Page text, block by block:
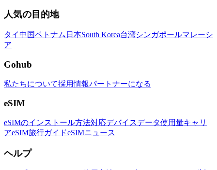
人気の目的地
タイ中国ベトナム 日本South Korea台湾シンガポールマレーシ
ア
Gohub
私たちについて採用情報パートナーになる
eSIM
eSIMのインストール方法対応デバイスデータ使用量キャリ
アeSIM旅行ガイドeSIMニュース
ヘルプ